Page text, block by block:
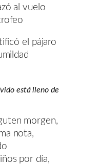
al vuelo
el pájaro
está lleno de
morgen,
nota,
por día,